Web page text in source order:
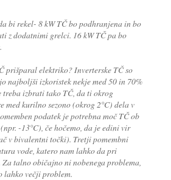
bi rekel- 8 kW TČ bo podhranjena in bo
z dodatnimi grelci. 16 kW TČ pa bo
prišparal elektriko? Inverterske TČ so
najboljši izkoristek nekje med 50 in 70%
izbrati tako TČ, da ti okrog
med kurilno sezono (okrog 2°C) dela v
podatek je potrebna moč TČ ob
-13°C), če hočemo, da je edini vir
v bivalentni točki). Tretji pomembni
vode, katero nam lahko da pri
talno običajno ni nobenega problema,
večji problem.